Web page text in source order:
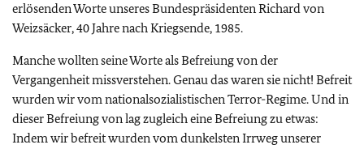
erlösenden Worte unseres Bundespräsidenten Richard von
Weizsäcker, 40 Jahre nach Kriegsende, 1985.
Manche wollten seine Worte als Befreiung von der
Vergangenheit missverstehen. Genau das waren sie nicht! Befreit
wurden wir vom nationalsozialistischen Terror-Regime. Und in
dieser Befreiung von lag zugleich eine Befreiung zu etwas:
Indem wir befreit wurden vom dunkelsten Irrweg unserer